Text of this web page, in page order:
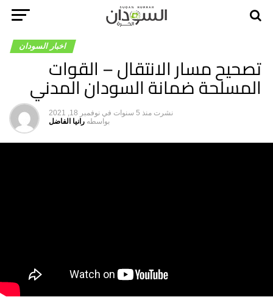
اخبار السودان
تصحيح مسار الانتقال – القوات
المسلحة ضمانة السودان المدني
نشرت منذ 5 سنوات في نوفمبر 18, 2021
بواسطه رانيا الفاضل